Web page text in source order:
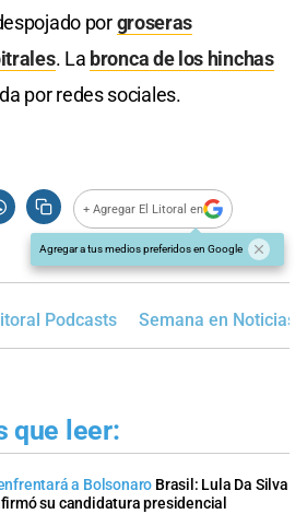
porgroseras
. La bronca de los hinchas
por redes sociales.
+ Agregar El Litoral en
Agregar a tus medios preferidos en Google
Podcasts Semana en Noticias
que leer:
a Bolsonaro Brasil: Lula Da Silva
su candidatura presidencial